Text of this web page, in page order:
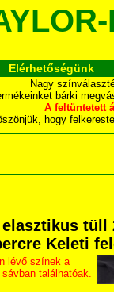
Elérhetőségünk
Nagy
bárki
A feltüntetett
hogy
tüll
Keleti
lévő színek a
sávban találhatóak.